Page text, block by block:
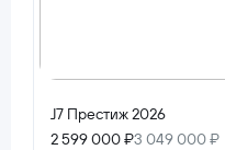
J7 Престиж 2026
2 599 000 ₽3 049 000 ₽